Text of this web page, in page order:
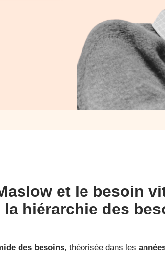
et le besoin
hiérarchie des
des besoins, théorisée dans les